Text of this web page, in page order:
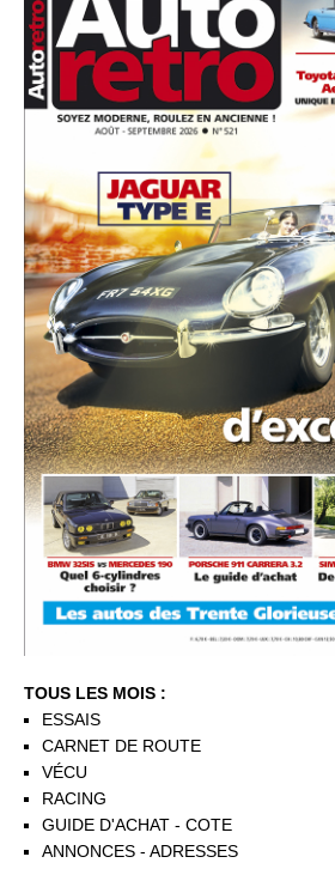
TOUS LES MOIS :
ESSAIS
CARNET DE ROUTE
VÉCU
RACING
GUIDE D'ACHAT - COTE
ANNONCES - ADRESSES